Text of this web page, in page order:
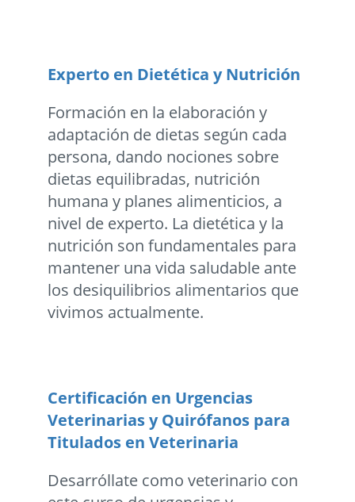
Experto en Dietética y Nutrición
Formación en la elaboración y
adaptación de dietas según cada
persona, dando nociones sobre
dietas equilibradas, nutrición
humana y planes alimenticios, a
nivel de experto. La dietética y la
nutrición son fundamentales para
mantener una vida saludable ante
los desiquilibrios alimentarios que
vivimos actualmente.
Certificación en Urgencias
Veterinarias y Quirófanos para
Titulados en Veterinaria
Desarróllate como veterinario con